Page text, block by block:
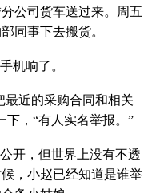
公司货车送过来。周五
同事下去搬货。
机响了。
最近的采购合同和相关
下，“有人实名举报。”
开，但世界上没有不透
，小赵已经知道是谁举